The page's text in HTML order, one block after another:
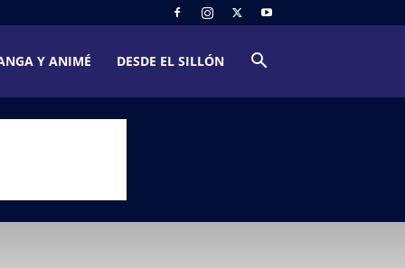
Y ANIMÉ DESDE EL SILLÓN